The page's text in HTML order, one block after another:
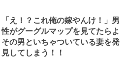
「え！？これ俺の嫁やんけ！」男
性がグーグルマップを見てたらよ
その男といちゃついている妻を発
見してしまう！！